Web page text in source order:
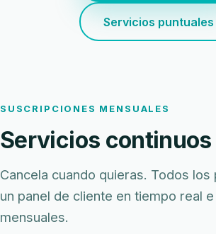
Servicios puntuales
SUSCRIPCIONES MENSUALES
Servicios continuos
Cancela cuando quieras. Todos los
un panel de cliente en tiempo real
mensuales.